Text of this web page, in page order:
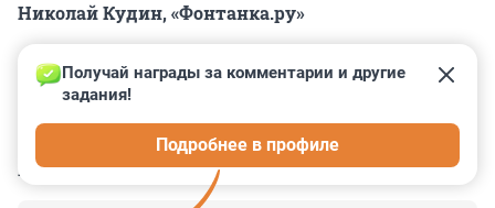
Николай Кудин, «Фонтанка.ру»
КОММЕНТАРИИ 43
Получай награды за комментарии и другие
задания!
Подробнее в профиле